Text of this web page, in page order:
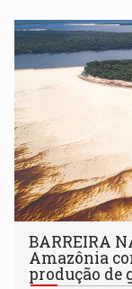
BARREIRA
Amazônia
produção de